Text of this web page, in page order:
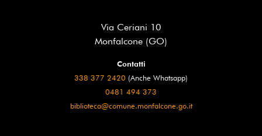
Via Ceriani 10
Monfalcone (GO)
Contatti
338 377 2420 (Anche Whatsapp)
0481 494 373
biblioteca@comune.monfalcone.go.it